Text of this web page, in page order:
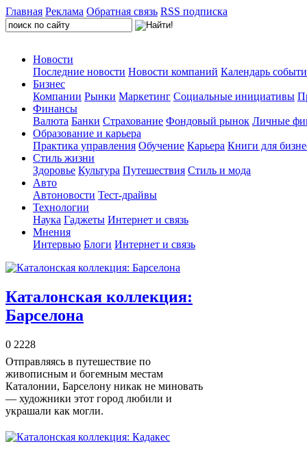
Главная Реклама Обратная связь RSS подписка
Новости
Последние новости Новости компаний Календарь
Бизнес
Компании Рынки Маркетинг Социальные инициативы
Финансы
Валюта Банки Страхование Фондовый рынок Личные
Образование и карьера
Практика управления Обучение Карьера Книги для
Стиль жизни
Здоровье Культура Путешествия Стиль и мода
Авто
Автоновости Тест-драйвы
Технологии
Наука Гаджеты Интернет и связь
Мнения
Интервью Блоги Интернет и связь
Каталонская коллекция:
Барселона
0 2228
Отправляясь в путешествие по
живописным и богемным местам
Каталонии, Барселону никак не миновать
— художники этот город любили и
украшали как могли.